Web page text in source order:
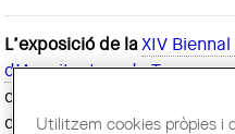
L’exposició de laXIV
d’Arquitectura de Tarragona
d’exposicions de la
d’Arquitectes de Catalunya.
Utilitzem cookies pròpies i